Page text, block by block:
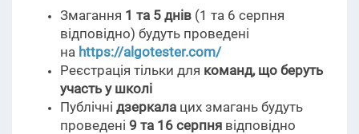
Змагання 1 та 5 днів (1 та 6 серпня
відповідно) будуть проведені
на https://algotester.com/
Реєстрація тільки для команд, що беруть
участь у школі
Публічні дзеркала цих змагань будуть
проведені 9 та 16 серпня відповідно